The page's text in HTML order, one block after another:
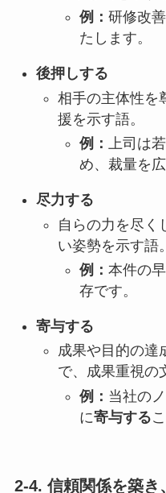
例： 研修改
たします。
後押しする
相手の主体性を
援を示す語。
例： 上司は
め、裁量を
尽力する
自らの力を尽く
い姿勢を示す語。
例： 本件の
存です。
寄与する
成果や目的の達
で、成果重視の
例： 当社の
に寄与する
2-4. 信頼関係を築き